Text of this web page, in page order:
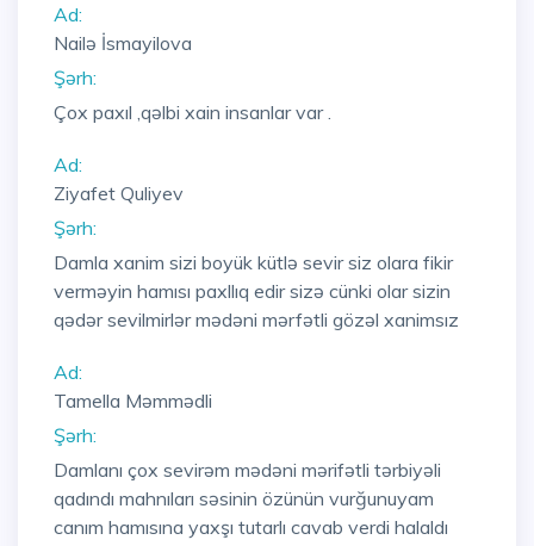
Ad:
Nailə İsmayilova
Şərh:
Çox paxıl ,qəlbi xain insanlar var .
Ad:
Ziyafet Quliyev
Şərh:
Damla xanim sizi boyük kütlə sevir siz olara fikir
verməyin hamısı paxllıq edir sizə cünki olar sizin
qədər sevilmirlər mədəni mərfətli gözəl xanimsız
Ad:
Tamella Məmmədli
Şərh:
Damlanı çox sevirəm mədəni mərifətli tərbiyəli
qadındı mahnıları səsinin özünün vurğunuyam
canım hamısına yaxşı tutarlı cavab verdi halaldı